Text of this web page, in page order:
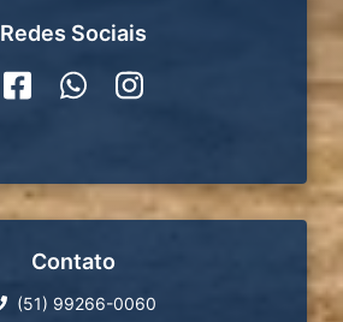
Redes Sociais
Contato
(51) 99266-0060